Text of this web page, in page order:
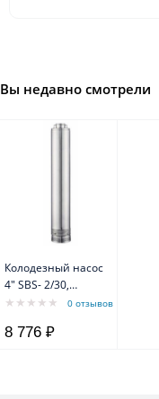
Вы недавно смотрели
Колодезный насос
4" SBS- 2/30,
0,37kW, Q=2 м3/ч,
Hz, тм WATERSTRY
0 отзывов
8 776 ₽